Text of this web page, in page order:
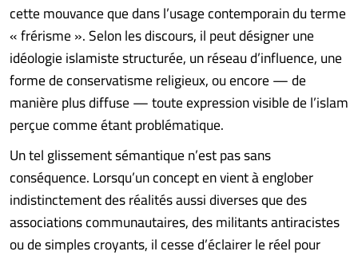
cette mouvance que dans l’usage contemporain du terme
« frérisme ». Selon les discours, il peut désigner une
idéologie islamiste structurée, un réseau d’influence, une
forme de conservatisme religieux, ou encore — de
manière plus diffuse — toute expression visible de l’islam
perçue comme étant problématique.
Un tel glissement sémantique n’est pas sans
conséquence. Lorsqu’un concept en vient à englober
indistinctement des réalités aussi diverses que des
associations communautaires, des militants antiracistes
ou de simples croyants, il cesse d’éclairer le réel pour